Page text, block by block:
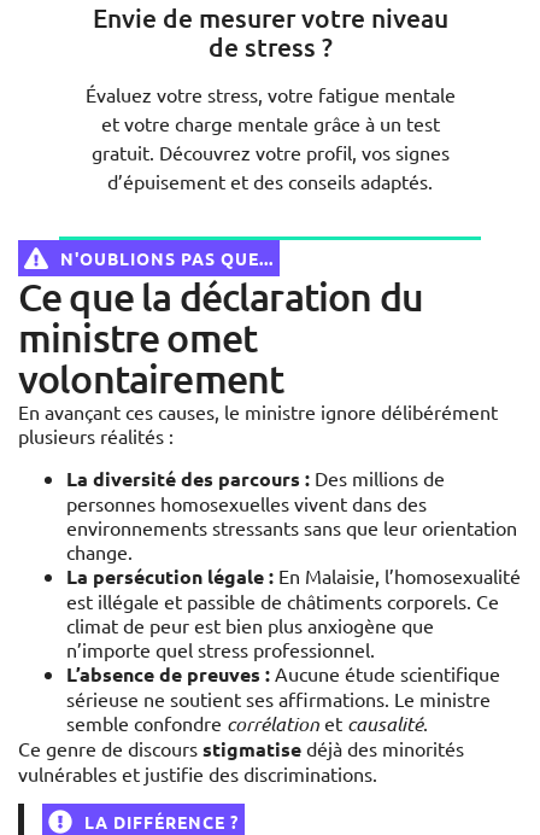
Envie de mesurer votre niveau
de stress ?
Évaluez votre stress, votre fatigue mentale
et votre charge mentale grâce à un test
gratuit. Découvrez votre profil, vos signes
d’épuisement et des conseils adaptés.
Vérifier maintenant !
N'OUBLIONS PAS QUE...
Ce que la déclaration du
ministre omet
volontairement
En avançant ces causes, le ministre ignore délibérément
plusieurs réalités :
La diversité des parcours : Des millions de
personnes homosexuelles vivent dans des
environnements stressants sans que leur orientation
change.
La persécution légale : En Malaisie, l’homosexualité
est illégale et passible de châtiments corporels. Ce
climat de peur est bien plus anxiogène que
n’importe quel stress professionnel.
L’absence de preuves : Aucune étude scientifique
sérieuse ne soutient ses affirmations. Le ministre
semble confondre corrélation et causalité.
Ce genre de discours stigmatise déjà des minorités
vulnérables et justifie des discriminations.
LA DIFFÉRENCE ?